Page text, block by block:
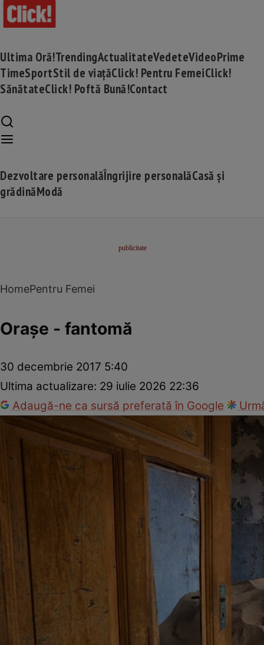
Ultima Oră!TrendingActualitateVedeteVideoPrime
TimeSportStil de viațăClick! Pentru FemeiClick!
SănătateClick! Poftă Bună!Contact
Dezvoltare personalăÎngrijire personalăCasă și
grădinăModă
HomePentru Femei
Oraşe - fantomă
30 decembrie 2017 5:40
Ultima actualizare: 29 iulie 2026 22:36
Adaugă-ne ca sursă preferată în Google